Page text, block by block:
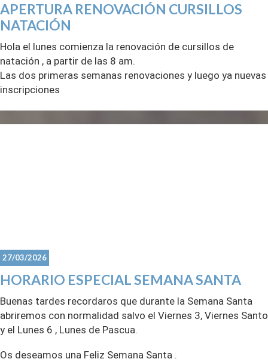
APERTURA RENOVACIÓN CURSILLOS
NATACIÓN
Hola el lunes comienza la renovación de cursillos de
natación , a partir de las 8 am.
Las dos primeras semanas renovaciones y luego ya nuevas
inscripciones
27/03/2026
HORARIO ESPECIAL SEMANA SANTA
Buenas tardes recordaros que durante la Semana Santa
abriremos con normalidad salvo el Viernes 3, Viernes Santo
y el Lunes 6 , Lunes de Pascua.
Os deseamos una Feliz Semana Santa .